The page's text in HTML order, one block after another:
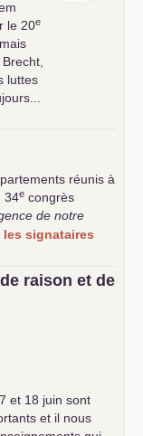
le 20e
luttes
réunis à
34e congrès
de notre
signataires
raison et de
et 18 juin sont
et il nous